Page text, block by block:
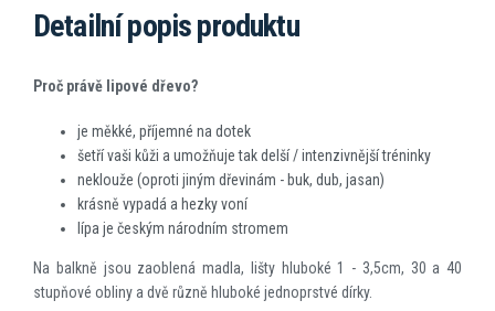
Detailní popis produktu
Proč právě lipové dřevo?
je měkké, příjemné na dotek
šetří vaši kůži a umožňuje tak delší / intenzivnější tréninky
neklouže (oproti jiným dřevinám - buk, dub, jasan)
krásně vypadá a hezky voní
lípa je českým národním stromem
Na balkně jsou zaoblená madla, lišty hluboké 1 - 3,5cm, 30 a 40
stupňové obliny a dvě různě hluboké jednoprstvé dírky.